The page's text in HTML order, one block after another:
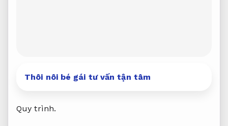
Thôi nôi bé gái tư vấn tận tâm
Quy trình.